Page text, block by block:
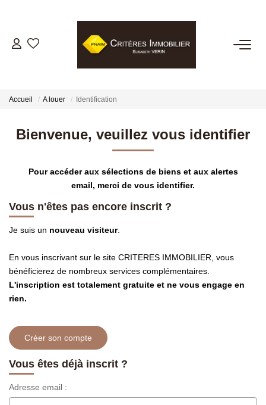
LOCATIONS
GESTION LOCATIVE
ESTIMATION
BIENS VENDUS
Présentation
Notre Équipe
Contactez-Nous
Accueil A louer Identification
Bienvenue, veuillez vous identifier
Pour accéder aux sélections de biens et aux alertes
email, merci de vous identifier.
Vous n'êtes pas encore inscrit ?
Je suis un nouveau visiteur.
En vous inscrivant sur le site CRITERES IMMOBILIER, vous
bénéficierez de nombreux services complémentaires.
L'inscription est totalement gratuite et ne vous engage en
rien.
Créer son compte
Vous êtes déjà inscrit ?
Adresse email :